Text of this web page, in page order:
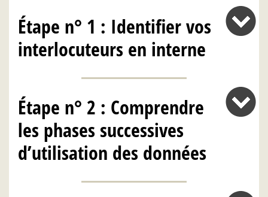
Étape n° 1 : Identifier vos
interlocuteurs en interne
Étape n° 2 : Comprendre
les phases successives
d’utilisation des données